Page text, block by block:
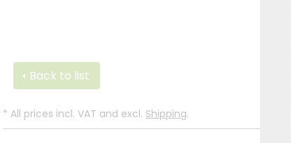
Back to list
* All prices incl. VAT and excl. Shipping.